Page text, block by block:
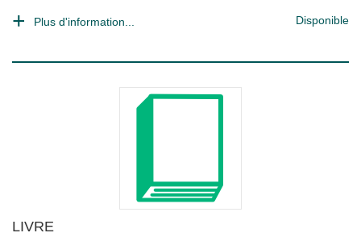
Plus d'information... Disponible
LIVRE